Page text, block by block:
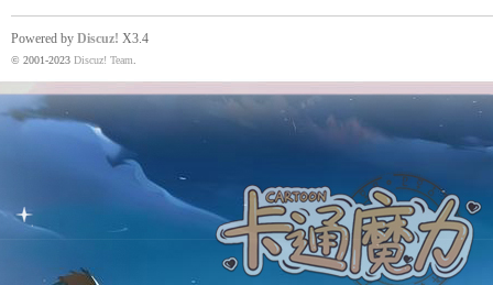
力
Powered by Discuz! X3.4
© 2001-2023 Discuz! Team